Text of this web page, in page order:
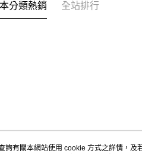
本分類熱銷 全站排行
詢有關本網站使用 cookie 方式之詳情，